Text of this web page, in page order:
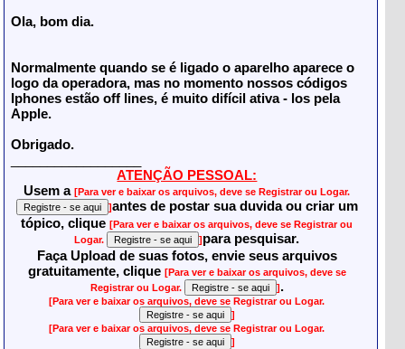
Ola, bom dia.
Normalmente quando se é ligado o aparelho aparece o
logo da operadora, mas no momento nossos códigos
Iphones estão off lines, é muito difícil ativa - los pela
Apple.
Obrigado.
ATENÇÃO PESSOAL:
Usem a[Para ver e baixar os arquivos, deve se Registrar ou Logar.
]antes de postar sua duvida ou criar um
tópico, clique[Para ver e baixar os arquivos, deve se Registrar ou
Logar.
]para pesquisar.
Faça Upload de suas fotos, envie seus arquivos
gratuitamente, clique [Para ver e baixar os arquivos, deve se
Registrar ou Logar.
].
[Para ver e baixar os arquivos, deve se Registrar ou Logar.
]
[Para ver e baixar os arquivos, deve se Registrar ou Logar.
]